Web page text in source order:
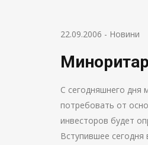
22.09.2006 - Новини
С сегодняшнего дня
потребовать от
инвесторов будет
Вступившее